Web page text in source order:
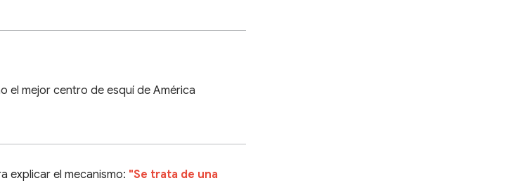
el mejor centro de esquí de América
explicar el mecanismo: "Se trata de una